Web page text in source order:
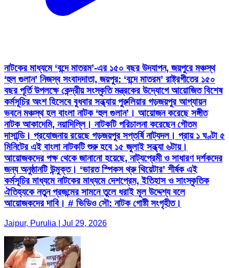
নাটকের মাধ্যমে ‘বন্দে মাতরম’-এর ১৫০ বছর উদযাপন, জয়পুরে মঞ্চস্থ
‘হুল গুলান’ নিজস্ব সংবাদদাতা, জয়পুর: ‘বন্দে মাতরম’ রাষ্ট্রগীতের ১৫০
বছর পূর্তি উপলক্ষে কেন্দ্রীয় সংস্কৃতি মন্ত্রকের উদ্যোগে আয়োজিত বিশেষ
কর্মসূচির অংশ হিসেবে বুধবার সন্ধ্যায় পুরুলিয়ার গড়জয়পুর আপ্যায়ন
ভবনে মঞ্চস্থ হল বাংলা নাটক ‘হুল গুলান’। আয়োজন করেছে সঙ্গীত
নাটক আকাদেমি, নয়াদিল্লি। নাটকটি পরিচালনা করেছেন গৌতম
দাসান্ডি। প্রযোজনায় রয়েছে গড়জয়পুর সপ্তর্ষি নাট্যদল। প্রায় ১ ঘণ্টা ৫
মিনিটের এই বাংলা নাটকটি শুরু হবে ১৫ জুলাই সন্ধ্যা ৬টায়।
আয়োজকদের পক্ষ থেকে জানানো হয়েছে, নাট্যপ্রেমী ও সাধারণ দর্শকদের
জন্য অনুষ্ঠানটি উন্মুক্ত। ‘ভারত স্পিকস থ্রু থিয়েটার’ শীর্ষক এই
কর্মসূচির মাধ্যমে নাটকের মাধ্যমে দেশপ্রেম, ইতিহাস ও সাংস্কৃতিক
ঐতিহ্যকে নতুন প্রজন্মের সামনে তুলে ধরাই মূল উদ্দেশ্য বলে
আয়োজকদের দাবি। # ভিডিও সৌ: নাটক গোষ্টী সংগৃহীত।
Jaipur, Purulia | Jul 29, 2026